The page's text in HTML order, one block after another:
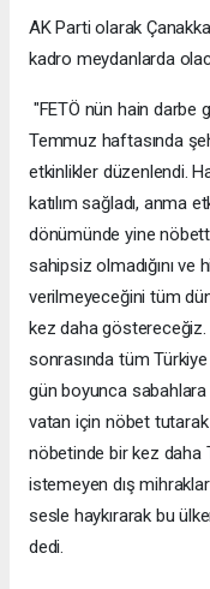
AK Parti olarak
kadro meydanlarda
"FETÖ nün hain darbe
Temmuz haftasında
etkinlikler düzenlendi.
katılım sağladı, anma
dönümünde yine
sahipsiz olmadığını
verilmeyeceğini tüm
kez daha
sonrasında tüm
gün boyunca sabahlara
vatan için nöbet
nöbetinde bir kez daha
istemeyen dış
sesle haykırarak bu
dedi.